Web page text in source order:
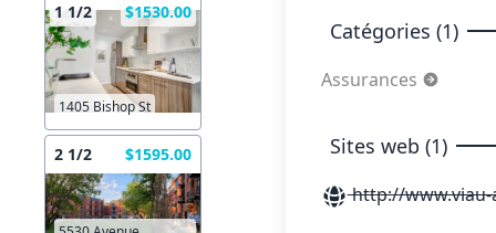
1 1/2 $1530.00
1405 Bishop St
2 1/2 $1595.00
Catégories (1)
Assurances
Sites web (1)
http://www.viau-